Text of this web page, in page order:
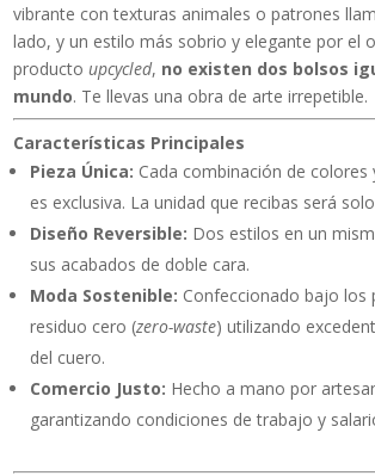
vibrante con texturas animales o patrones
lado, y un estilo más sobrio y elegante por el
productoupcycled, no existen dos bolsos
mundo. Te llevas una obra de arte irrepetible.
Características Principales
Pieza Única: Cada combinación de colores
es exclusiva. La unidad que recibas será
Diseño Reversible: Dos estilos en un
sus acabados de doble cara.
Moda Sostenible: Confeccionado bajo los
residuo cero (zero-waste) utilizando
del cuero.
Comercio Justo: Hecho a mano por
garantizando condiciones de trabajo y